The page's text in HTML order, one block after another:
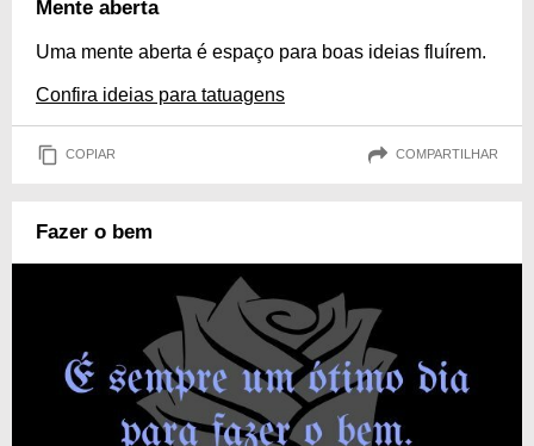
Mente aberta
Uma mente aberta é espaço para boas ideias fluírem.
Confira ideias para tatuagens
COPIAR COMPARTILHAR
Fazer o bem